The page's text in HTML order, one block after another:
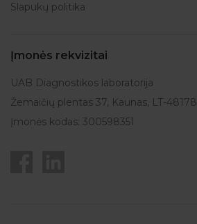
Slapukų politika
Įmonės rekvizitai
UAB Diagnostikos laboratorija
Žemaičių plentas 37, Kaunas, LT-48178
Įmonės kodas: 300598351